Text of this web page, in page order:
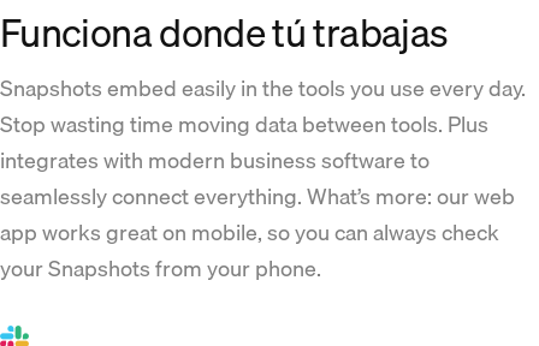
Funciona donde tú trabajas
Snapshots embed easily in the tools you use every day.
Stop wasting time moving data between tools. Plus
integrates with modern business software to
seamlessly connect everything. What’s more: our web
app works great on mobile, so you can always check
your Snapshots from your phone.